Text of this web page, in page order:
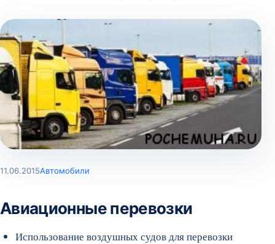
11.06.2015Автомобили
Авиационные перевозки
Использование воздушных судов для перевозки